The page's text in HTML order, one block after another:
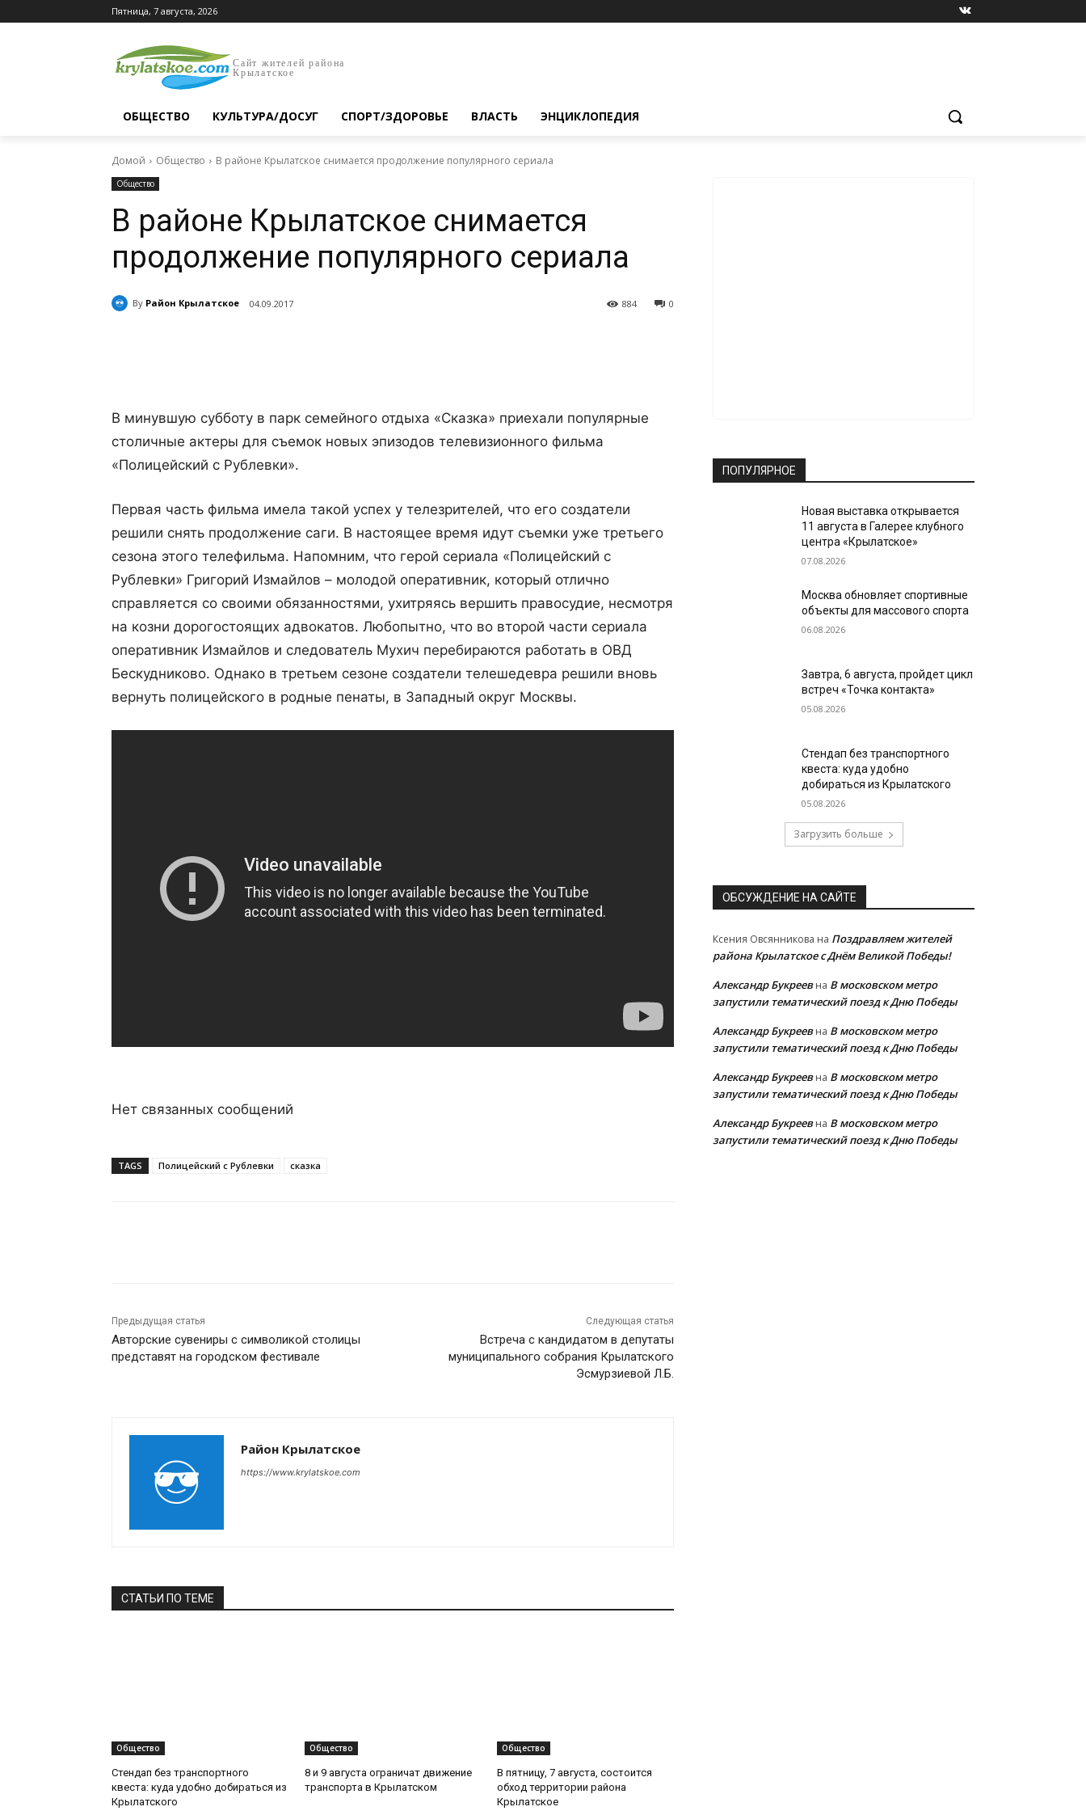
Пятница, 7 августа, 2026
Сайт жителей района
Крылатское
ОБЩЕСТВО КУЛЬТУРА/ДОСУГ СПОРТ/ЗДОРОВЬЕ ВЛАСТЬ ЭНЦИКЛОПЕДИЯ
Домой Общество В районе Крылатское снимается продолжение популярного сериала
Общество
В районе Крылатское снимается
продолжение популярного сериала
By Район Крылатское 04.09.2017 0
884
В минувшую субботу в парк семейного отдыха «Сказка» приехали популярные
столичные актеры для съемок новых эпизодов телевизионного фильма
«Полицейский с Рублевки».
Первая часть фильма имела такой успех у телезрителей, что его создатели
решили снять продолжение саги. В настоящее время идут съемки уже третьего
сезона этого телефильма. Напомним, что герой сериала «Полицейский с
Рублевки» Григорий Измайлов – молодой оперативник, который отлично
справляется со своими обязанностями, ухитряясь вершить правосудие, несмотря
на козни дорогостоящих адвокатов. Любопытно, что во второй части сериала
оперативник Измайлов и следователь Мухич перебираются работать в ОВД
Бескудниково. Однако в третьем сезоне создатели телешедевра решили вновь
вернуть полицейского в родные пенаты, в Западный округ Москвы.
Нет связанных сообщений
TAGS Полицейский с Рублевки сказка
Предыдущая статья
Авторские сувениры с символикой столицы
представят на городском фестивале
Следующая статья
Встреча с кандидатом в депутаты
муниципального собрания Крылатского
Эсмурзиевой Л.Б.
Район Крылатское
https://www.krylatskoe.com
СТАТЬИ ПО ТЕМЕ
Общество
Стендап без транспортного
квеста: куда удобно добираться из
Крылатского
Общество
8 и 9 августа ограничат движение
транспорта в Крылатском
Общество
В пятницу, 7 августа, состоится
обход территории района
Крылатское
ПОПУЛЯРНОЕ
Новая выставка открывается
11 августа в Галерее клубного
центра «Крылатское»
07.08.2026
Москва обновляет спортивные
объекты для массового спорта
06.08.2026
Завтра, 6 августа, пройдет цикл
встреч «Точка контакта»
05.08.2026
Стендап без транспортного
квеста: куда удобно
добираться из Крылатского
05.08.2026
Загрузить больше
ОБСУЖДЕНИЕ НА САЙТЕ
Ксения Овсянникова на Поздравляем жителей
района Крылатское с Днём Великой Победы!
Александр Букреевна В московском метро
запустили тематический поезд к Дню Победы
Александр Букреевна В московском метро
запустили тематический поезд к Дню Победы
Александр Букреевна В московском метро
запустили тематический поезд к Дню Победы
Александр Букреевна В московском метро
запустили тематический поезд к Дню Победы